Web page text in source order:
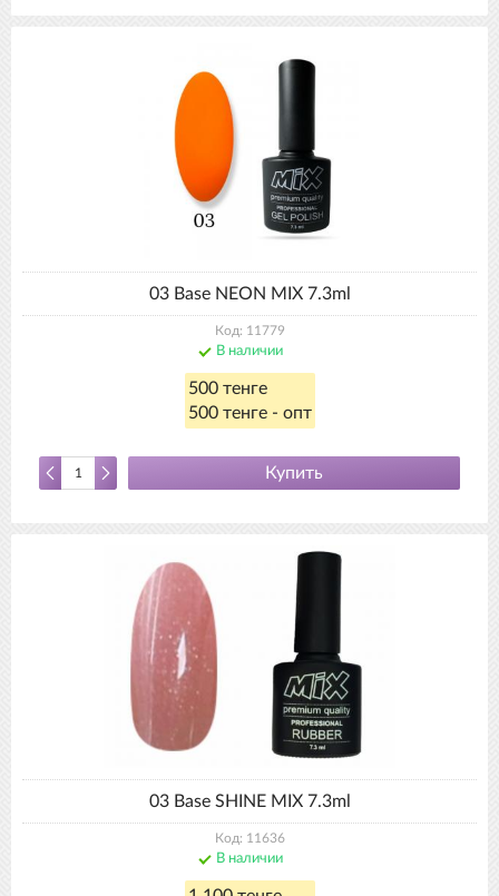
03 Base NEON MIX 7.3ml
Код: 11779
В наличии
500 тенге
500 тенге - опт
Купить
03 Base SHINE MIX 7.3ml
Код: 11636
В наличии